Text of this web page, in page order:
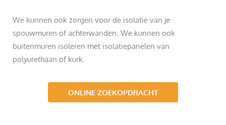
We kunnen ook zorgen voor de isolatie van je
spouwmuren of achterwanden. We kunnen ook
buitenmuren isoleren met isolatiepanelen van
polyurethaan of kurk.
ONLINE ZOEKOPDRACHT